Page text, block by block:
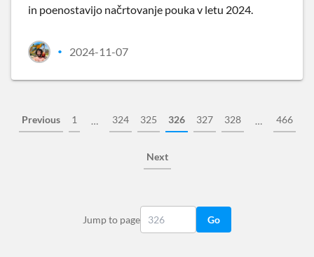
in poenostavijo načrtovanje pouka v letu 2024.
• 2024-11-07
Previous 1 … 324 325 326 327 328 … 466
Next
Jump to page Go